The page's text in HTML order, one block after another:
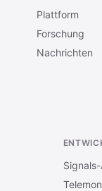
Plattform
Forschung
Nachrichten
Signals-